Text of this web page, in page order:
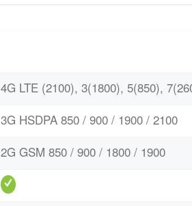
4G LTE (2100), 3(1800), 5(850),
3G HSDPA 850 / 900 / 1900 / 2100
2G GSM 850 / 900 / 1800 / 1900